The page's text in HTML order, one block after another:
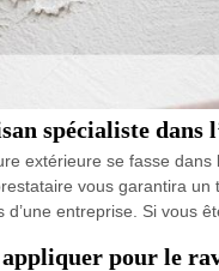
spécialiste
extérieure se fasse
vous garantira
entreprise. Si vous
pour le